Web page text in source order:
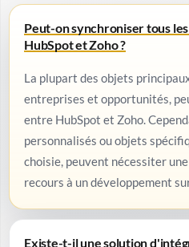
Peut-on synchroniser tous
HubSpot et Zoho ?
La plupart des objets
entreprises et opportunités,
entre HubSpot et Zoho.
personnalisés ou objets
choisie, peuvent nécessiter
recours à un développement
Existe-t-il une solution